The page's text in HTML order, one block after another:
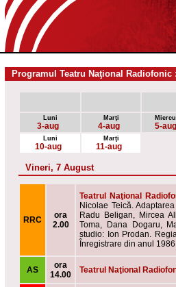
Programul Teatru Naţional Radiofonic
Luni
3-aug
Marţi
4-aug 5-aug
Luni
10-aug
Marţi
11-aug
Vineri, 7 August
RRC
ora
2.00
Teatrul Naţional
Nicolae Teică.
Radu Beligan, Mircea
Toma, Dana Dogaru,
studio: Ion Prodan.
Înregistrare din anul 1986
AS
ora
14.00
Teatrul Naţional